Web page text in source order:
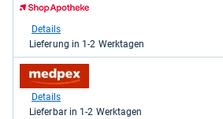
Shop:
Shop
DE
für
5,29
kaufen.
Details
Lieferung in 1-2 Werktagen
zum
Shop:
medpex
Details
Lieferbar in 1-2 Werktagen